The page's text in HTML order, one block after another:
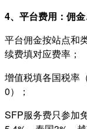
4、平台费用：佣
平台佣金按站点和
续费填对应费率；
增值税填各国税率
0）；
SFP服务费只参加